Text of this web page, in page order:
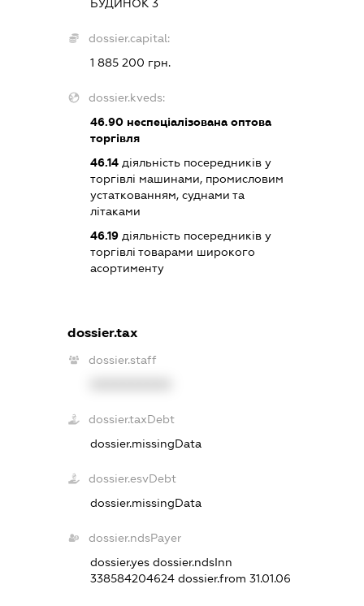
БУДИНОК 3
dossier.capital:
1 885 200 грн.
dossier.kveds:
46.90неспеціалізована оптова
торгівля
46.14діяльність посередників у
торгівлі машинами, промисловим
устаткованням, суднами та
літаками
46.19діяльність посередників у
торгівлі товарами широкого
асортименту
dossier.tax
dossier.staff
dossier.taxDebt
dossier.missingData
dossier.esvDebt
dossier.missingData
dossier.ndsPayer
dossier.yes dossier.ndsInn
338584204624 dossier.from 31.01.06